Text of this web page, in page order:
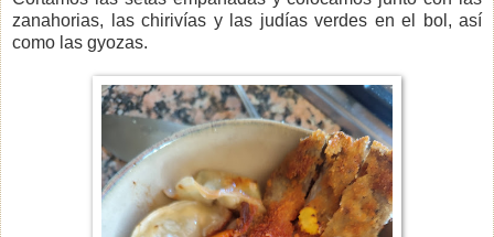
zanahorias, las chirivías y las judías verdes en el bol, así
como las gyozas.